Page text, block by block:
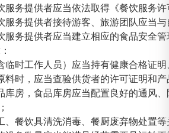
服务提供者应当依法取得《餐饮服务
服务提供者接待游客、旅游团队应当
服务提供者应当建立相应的食品安全
临时工作人员）应当持有健康合格证
料时，应当查验供货者的许可证明和
库房，食品库房应当配置良好的通
、餐饮具清洗消毒、餐厨废弃物处置